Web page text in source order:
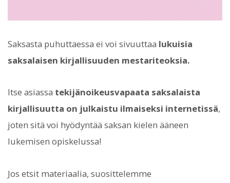
Saksasta puhuttaessa ei voi sivuuttaa lukuisia
saksalaisen kirjallisuuden mestariteoksia.
Itse asiassa tekijänoikeusvapaata saksalaista
kirjallisuutta on julkaistu ilmaiseksi internetissä,
joten sitä voi hyödyntää saksan kielen ääneen
lukemisen opiskelussa!
Jos etsit materiaalia, suosittelemme